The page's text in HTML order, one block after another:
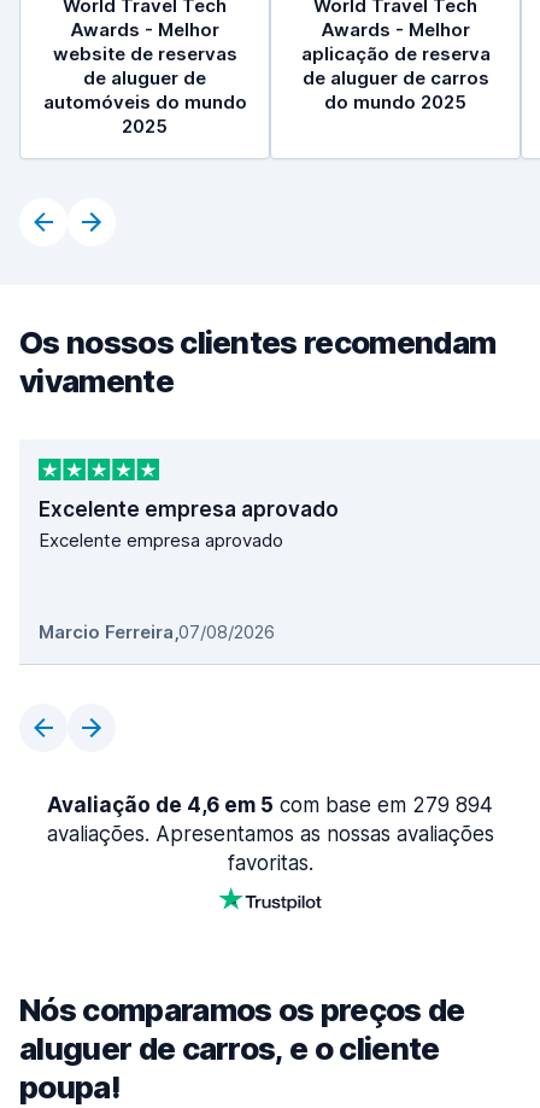
World Travel Tech
Awards - Melhor
website de reservas
de aluguer de
automóveis do mundo
2025
World Travel Tech
Awards - Melhor
aplicação de reserva
de aluguer de carros
do mundo 2025
Os nossos clientes recomendam
vivamente
Excelente empresa aprovado
Excelente empresa aprovado
Marcio Ferreira,07/08/2026
Avaliação de 4,6 em 5 com base em 279 894
avaliações. Apresentamos as nossas avaliações
favoritas.
Nós comparamos os preços de
aluguer de carros, e o cliente
poupa!